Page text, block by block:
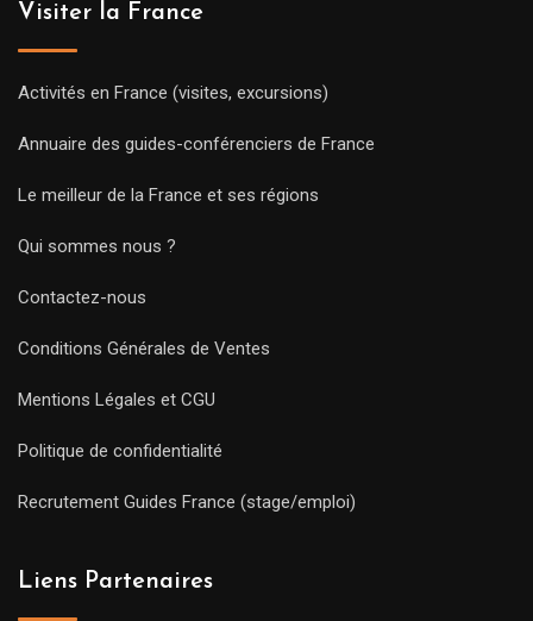
Visiter la France
Activités en France (visites, excursions)
Annuaire des guides-conférenciers de France
Le meilleur de la France et ses régions
Qui sommes nous ?
Contactez-nous
Conditions Générales de Ventes
Mentions Légales et CGU
Politique de confidentialité
Recrutement Guides France (stage/emploi)
Liens Partenaires